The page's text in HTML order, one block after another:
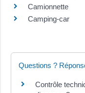
Camionnette
Camping-car
Questions ?
Contrôle